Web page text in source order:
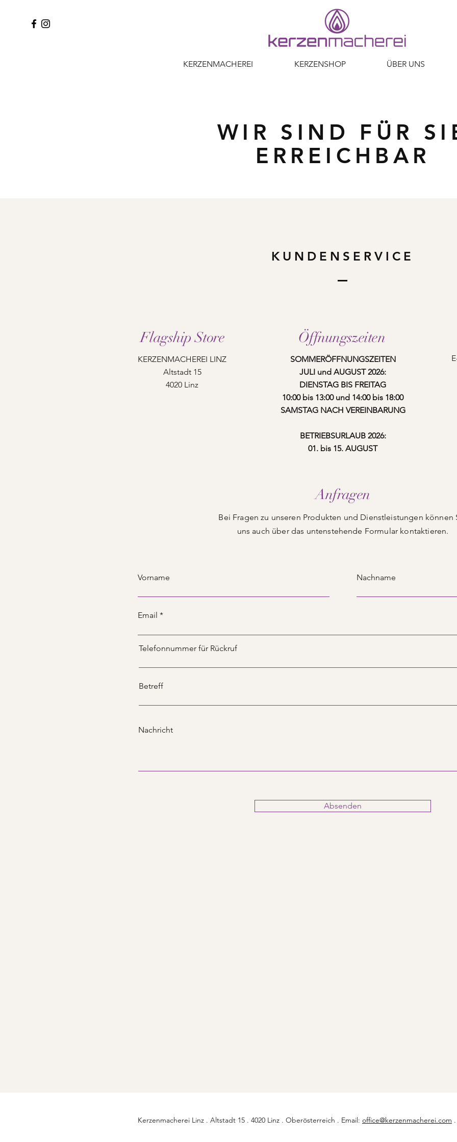
KERZENMACHEREI KERZENSHOP ÜBER UNS
WIR SIND FÜR
ERREICHBAR
KUNDENSERVICE
Flagship Store
KERZENMACHEREI LINZ
Altstadt 15
4020 Linz
Öffnungszeiten
SOMMERÖFFNUNGSZEITEN
JULI und AUGUST 2026:
DIENSTAG BIS FREITAG
10:00 bis 13:00 und 14:00 bis 18:00
SAMSTAG NACH VEREINBARUNG
BETRIEBSURLAUB 2026:
01. bis 15. AUGUST
Anfragen
Bei Fragen zu unseren Produkten und Dienstleistungen können
uns auch über das untenstehende Formular kontaktieren.
Vorname Nachname
Email
Telefonnummer für Rückruf
Betreff
Nachricht
Absenden
Kerzenmacherei Linz . Altstadt 15 . 4020 Linz . Oberösterreich . Email: office@kerzenmacherei.com